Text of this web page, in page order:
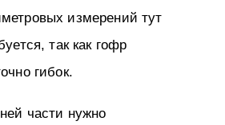
измерений тут
так как гофр
гибок.
части нужно